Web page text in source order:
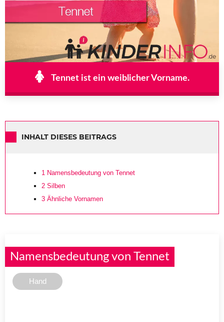
Tennet ist ein weiblicher Vorname.
INHALT DIESES BEITRAGS
1 Namensbedeutung von Tennet
2 Silben
3 Ähnliche Vornamen
Namensbedeutung von Tennet
Hand